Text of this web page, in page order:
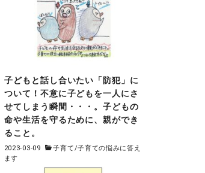
子どもと話し合いたい「防犯」に
ついて！不意に子どもを一人にさ
せてしまう瞬間・・・。子どもの
命や生活を守るために、親ができ
ること。
2023-03-09 子育て/子育ての悩みに答え
ます